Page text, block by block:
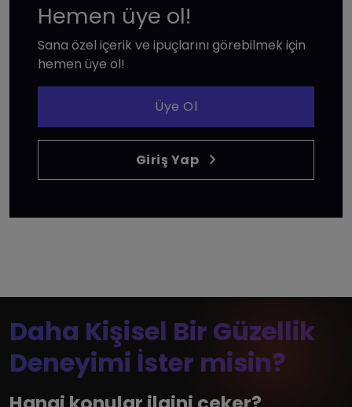
Hemen üye ol!
Sana özel içerik ve ipuçlarını görebilmek için
hemen üye ol!
Üye Ol
Giriş Yap
Daha Kişisel Bir Güzellik
Deneyimi İster misin?